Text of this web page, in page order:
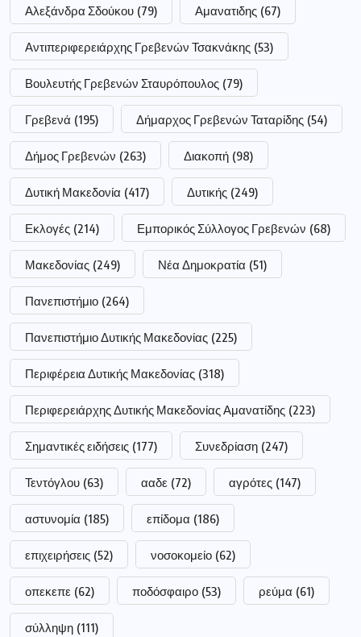
Αλεξάνδρα Σδούκου (79) Αμανατιδης (67)
Αντιπεριφερειάρχης Γρεβενών Τσακνάκης (53)
Βουλευτής Γρεβενών Σταυρόπουλος (79)
Γρεβενά (195) Δήμαρχος Γρεβενών Ταταρίδης (54)
Δήμος Γρεβενών (263) Διακοπή (98)
Δυτική Μακεδονία (417) Δυτικής (249)
Εκλογές (214) Εμπορικός Σύλλογος Γρεβενών (68)
Μακεδονίας (249) Νέα Δημοκρατία (51)
Πανεπιστήμιο (264)
Πανεπιστήμιο Δυτικής Μακεδονίας (225)
Περιφέρεια Δυτικής Μακεδονίας (318)
Περιφερειάρχης Δυτικής Μακεδονίας Αμανατίδης (223)
Σημαντικές ειδήσεις (177) Συνεδρίαση (247)
Τεντόγλου (63) ααδε (72) αγρότες (147)
αστυνομία (185) επίδομα (186)
επιχειρήσεις (52) νοσοκομείο (62)
οπεκεπε (62) ποδόσφαιρο (53) ρεύμα (61)
σύλληψη (111)